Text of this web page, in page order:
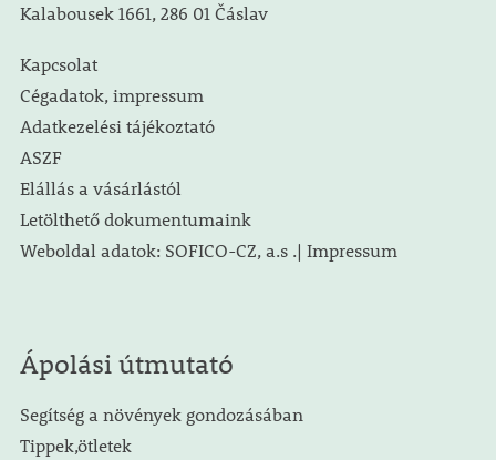
Kalabousek 1661, 286 01 Čáslav
Kapcsolat
Cégadatok, impressum
Adatkezelési tájékoztató
ASZF
Elállás a vásárlástól
Letölthető dokumentumaink
Weboldal adatok: SOFICO-CZ, a.s .| Impressum
Ápolási útmutató
Segítség a növények gondozásában
Tippek,ötletek